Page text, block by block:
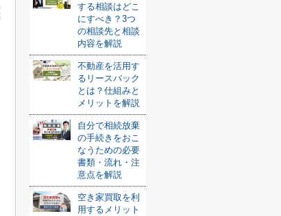
する相談はどこ
にすべき？3つ
の相談先と相談
内容を解説
不動産を活用す
るリースバック
とは？仕組みと
メリットを解説
自分で相続放棄
の手続きをおこ
なうための必要
書類・流れ・注
意点を解説
空き家買取を利
用するメリット